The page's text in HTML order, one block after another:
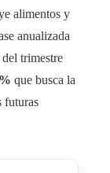
alimentos y
anualizada
del trimestre
que busca la
futuras